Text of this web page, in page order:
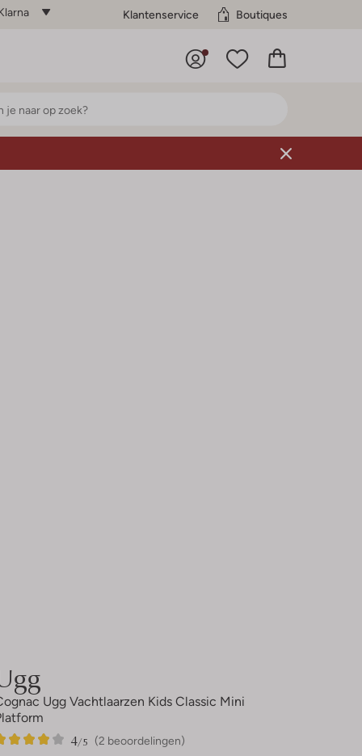
Klantenservice Boutiques
Ugg Vachtlaarzen Kids Classic Mini
(2 beoordelingen)
4/5